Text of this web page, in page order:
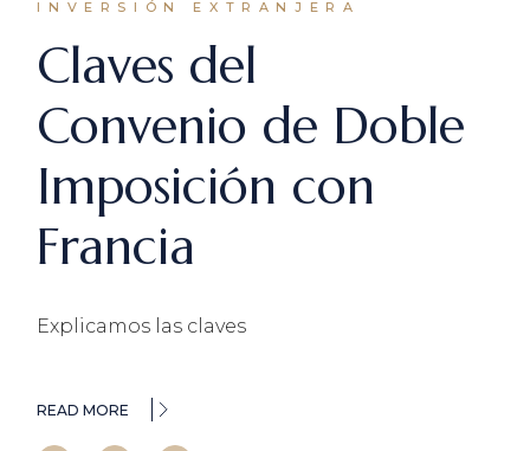
INVERSIÓN EXTRANJERA
Claves del
Convenio de Doble
Imposición con
Francia
Explicamos las claves
READ MORE